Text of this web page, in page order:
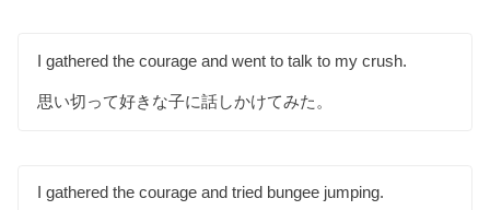
I gathered the courage and went to talk to my crush.
思い切って好きな子に話しかけてみた。
I gathered the courage and tried bungee jumping.